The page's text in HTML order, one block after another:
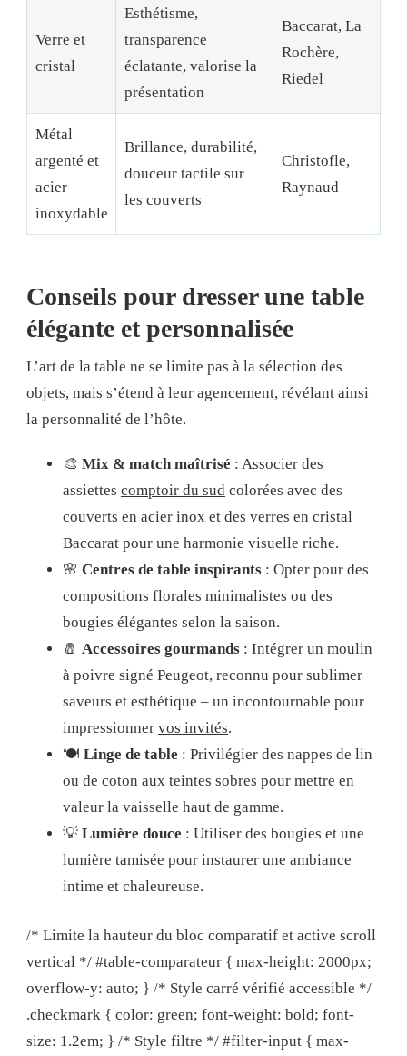
Verre et
cristal
Esthétisme,
transparence
éclatante, valorise la
présentation
Baccarat, La
Rochère,
Riedel
Métal
argenté et
acier
inoxydable
Brillance, durabilité,
douceur tactile sur
les couverts
Christofle,
Raynaud
Conseils pour dresser une table
élégante et personnalisée
L’art de la table ne se limite pas à la sélection des
objets, mais s’étend à leur agencement, révélant ainsi
la personnalité de l’hôte.
🎨 Mix & match maîtrisé : Associer des
assiettes comptoir du sud colorées avec des
couverts en acier inox et des verres en cristal
Baccarat pour une harmonie visuelle riche.
🌸 Centres de table inspirants : Opter pour des
compositions florales minimalistes ou des
bougies élégantes selon la saison.
🧂 Accessoires gourmands : Intégrer un moulin
à poivre signé Peugeot, reconnu pour sublimer
saveurs et esthétique – un incontournable pour
impressionner vos invités.
🍽️ Linge de table : Privilégier des nappes de lin
ou de coton aux teintes sobres pour mettre en
valeur la vaisselle haut de gamme.
💡 Lumière douce : Utiliser des bougies et une
lumière tamisée pour instaurer une ambiance
intime et chaleureuse.
/* Limite la hauteur du bloc comparatif et active scroll
vertical */ #table-comparateur { max-height: 2000px;
overflow-y: auto; } /* Style carré vérifié accessible */
.checkmark { color: green; font-weight: bold; font-
size: 1.2em; } /* Style filtre */ #filter-input { max-